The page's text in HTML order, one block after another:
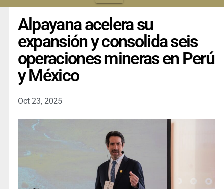
Alpayana acelera su
expansión y consolida seis
operaciones mineras en Perú
y México
Oct 23, 2025